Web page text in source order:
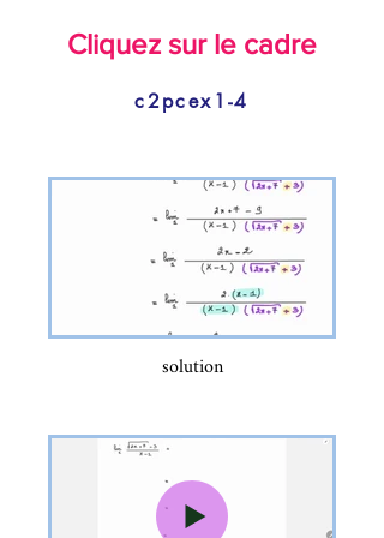
Cliquez sur le cadre
c2pcex1-4
solution